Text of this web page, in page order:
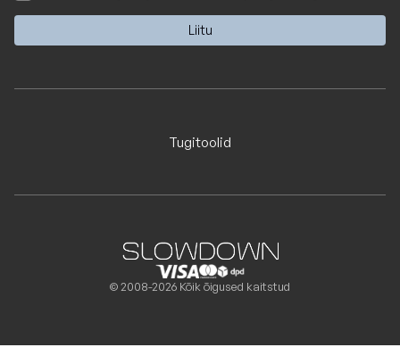
Tugitoolid
© 2008-2026 Kõik õigused kaitstud